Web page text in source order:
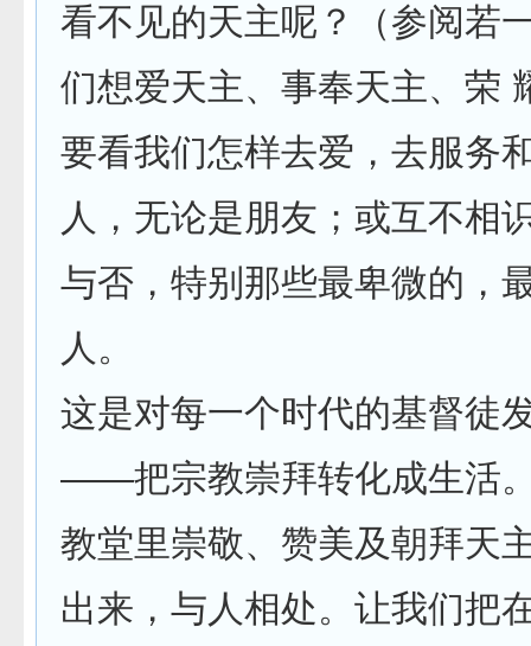
看不见的天主呢？（参阅若
们想爱天主、事奉天主、荣
要看我们怎样去爱，去服务
人，无论是朋友；或互不相
与否，特别那些最卑微的，
人。
这是对每一个时代的基督徒
——把宗教崇拜转化成生活
教堂里崇敬、赞美及朝拜天
出来，与人相处。让我们把